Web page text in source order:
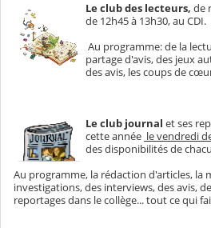
Le club des lecteurs, de
de 12h45 à 13h30, au CDI.
Au programme: de la
partage d'avis, des jeux
des avis, les coups de
Le club journal et ses
cette année le vendredi
des disponibilités de
Au programme, la rédaction d'articles, la
investigations, des interviews, des avis,
reportages dans le collège... tout ce qui